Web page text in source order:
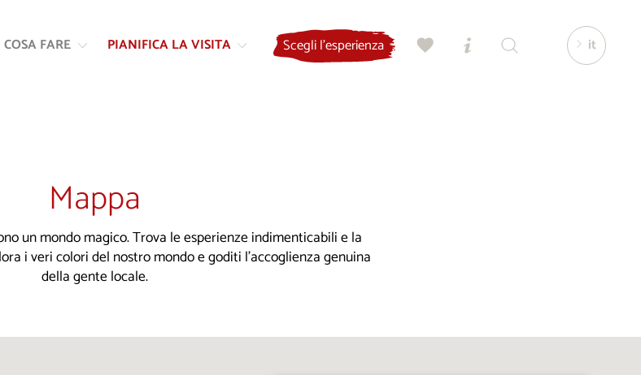
alla
COSA FARE PIANIFICA LA VISITA Scegli l'esperienza it
Mappa
un mondo magico. Trova le esperienze indimenticabili e la
i veri colori del nostro mondo e goditi l'accoglienza genuina
della gente locale.